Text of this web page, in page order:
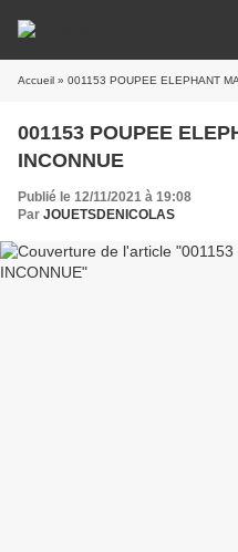
Accueil » 001153 POUPEE ELEPHANT
001153 POUPEE
INCONNUE
Publié le 12/11/2021 à 19:08
Par JOUETSDENICOLAS